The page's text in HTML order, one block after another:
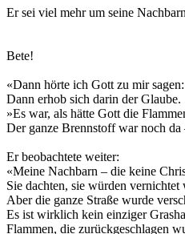
Er sei viel mehr um seine
Bete!
«Dann hörte ich Gott zu mir
Dann erhob sich darin der Glaube.
»Es war, als hätte Gott die
Der ganze Brennstoff war noch
Er beobachtete weiter:
«Meine Nachbarn – die keine
Sie dachten, sie würden
Aber die ganze Straße wurde
Es ist wirklich kein einziger
Flammen, die zurückgeschlagen